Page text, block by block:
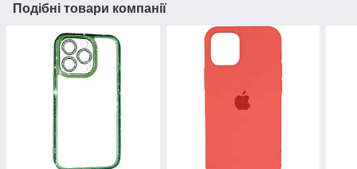
Подібні товари компанії